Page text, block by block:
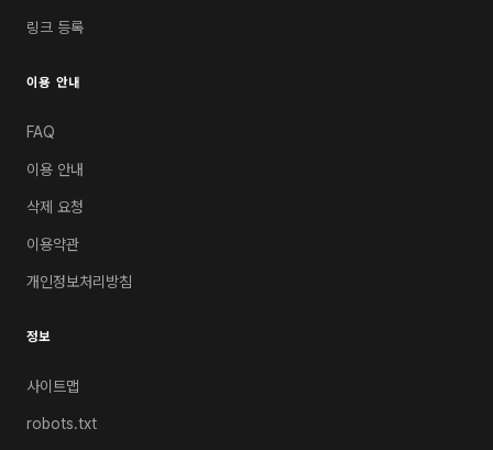
링크 등록
이용 안내
FAQ
이용 안내
삭제 요청
이용약관
개인정보처리방침
정보
사이트맵
robots.txt